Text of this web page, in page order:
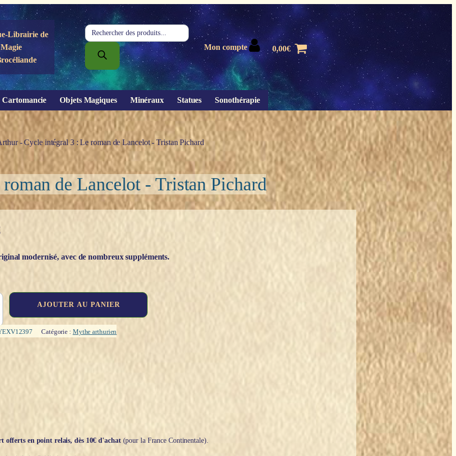
Librairie de
Magie
Recherche
de
produits
Mon compte 0,00€
Cartomancie Objets Magiques Minéraux Statues Sonothérapie
- Cycle intégral 3 : Le roman de Lancelot - Tristan Pichard
de Lancelot - Tristan Pichard
modernisé, avec de nombreux suppléments.
AJOUTER AU PANIER
Catégorie : Mythe arthurien
offerts en point relais, dès 10€ d'achat(pour la France Continentale).